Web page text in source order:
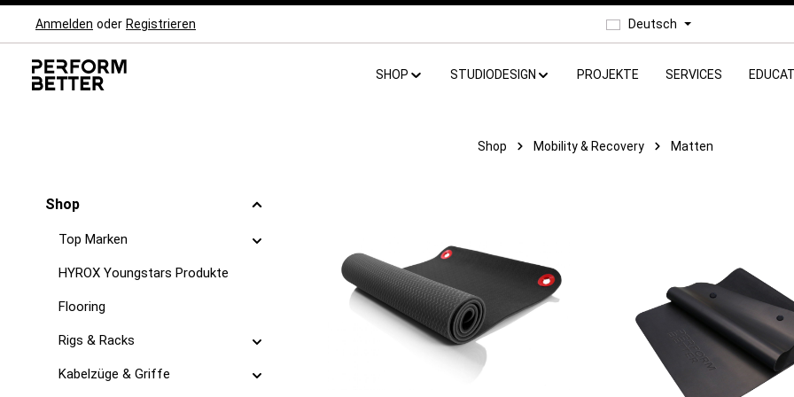
Hauptnavigation springen
Anmelden oder Registrieren Deutsch
SHOP STUDIODESIGN PROJEKTE SERVICES
Shop Mobility & Recovery Matten
Shop
Top Marken
HYROX Youngstars Produkte
Flooring
Rigs & Racks
Kabelzüge & Griffe